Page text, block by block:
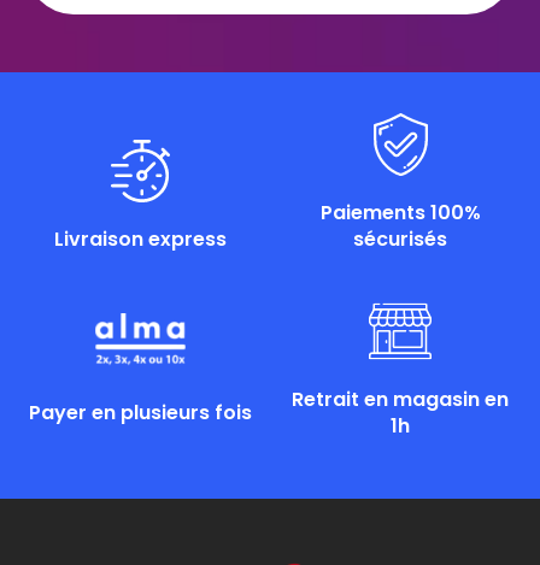
Livraison express
Paiements 100%
sécurisés
Payer en plusieurs fois
Retrait en magasin en
1h